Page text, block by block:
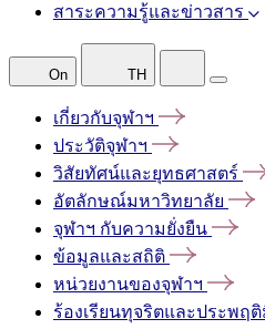
สาระความรู้และข่าวสาร
On TH
เกี่ยวกับจุฬาฯ
ประวัติจุฬาฯ
วิสัยทัศน์และยุทธศาสตร์
อัตลักษณ์มหาวิทยาลัย
จุฬาฯ กับความยั่งยืน
ข้อมูลและสถิติ
หน่วยงานของจุฬาฯ
ร้องเรียนทุจริตและประพฤ